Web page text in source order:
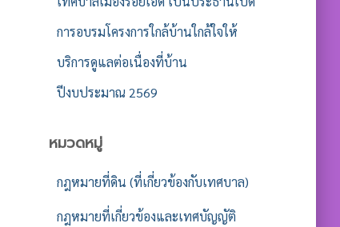
การอบรมโครงการใกล้บ้านใกล้ใจให้
บริการดูแลต่อเนื่องที่บ้าน
ปีงบประมาณ 2569
หมวดหมู่
กฎหมายที่ดิน (ที่เกี่ยวข้องกับเทศบาล)
กฎหมายที่เกี่ยวข้องและเทศบัญญัติ